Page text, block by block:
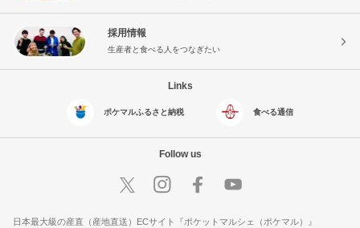
採用情報
生産者と食べる人をつなぎたい
Links
ポケマルふるさと納税 食べる通信
Follow us
日本最大級の産直（産地直送）ECサイト『ポケットマルシェ（ポケマル）』